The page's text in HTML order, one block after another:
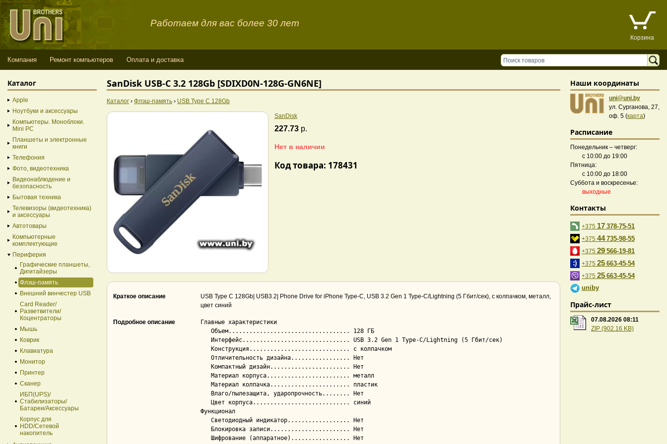
Работаем для вас более 30 лет
Корзина
Компания Ремонт компьютеров Оплата и доставка
SanDisk USB-C 3.2 128Gb [SDIXD0N-128G-GN6NE]
Каталог › Флэш-память › USB Type C 128Gb
SanDisk
227.73 р.
Нет в наличии
Код товара: 178431
Краткое описание
USB Type C 128Gb| USB3.2| Phone Drive for iPhone Type-C, USB 3.2 Gen 1 Type-C/Lightning (5 Гбит/сек), с колпачком, металл,
цвет синий
Подробное описание
Главные характеристики
Функционал
Каталог
Apple
Ноутбуки и аксессуары
Компьютеры. Моноблоки.
Mini PC
Планшеты и электронные
книги
Телефония
Фото, видеотехника
Видеонаблюдение и
безопасность
Бытовая техника
Телевизоры (видеотехника)
и аксессуары
Автотовары
Компьютерные
комплектующие
Периферия
Графические планшеты,
Дигитайзеры
Флэш-память
Внешний винчестер USB
Card Reader/
Разветвители/
Коцентраторы
Мышь
Коврик
Клавиатура
Монитор
Принтер
Сканер
ИБП(UPS)/
Стабилизаторы/
Батареи/Аксессуары
Корпус для
HDD/Cетевой
накопитель
Наши координаты
uni@uni.by
ул. Сурганова, 27,
оф. 5 (карта)
Расписание
Понедельник – четверг:
с 10:00 до 19:00
Пятница:
с 10:00 до 18:00
Суббота и воскресенье:
выходные
Контакты
+375 17 378-75-51
+375 44 735-98-55
+375 29 566-19-81
+375 25 663-45-54
+375 25 663-45-54
uniby
Прайс-лист
07.08.2026 08:11
ZIP (902.16 KB)